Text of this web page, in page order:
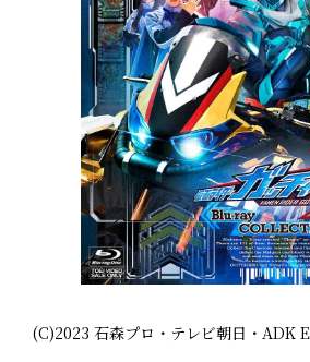
(C)2023 石森プロ・テレビ朝日・ADK